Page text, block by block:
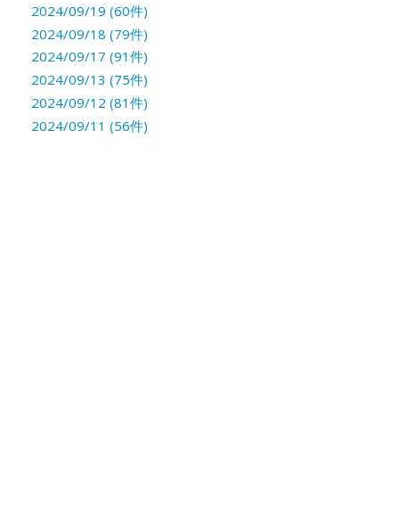
2024/09/19 (60件)
2024/09/18 (79件)
2024/09/17 (91件)
2024/09/13 (75件)
2024/09/12 (81件)
2024/09/11 (56件)